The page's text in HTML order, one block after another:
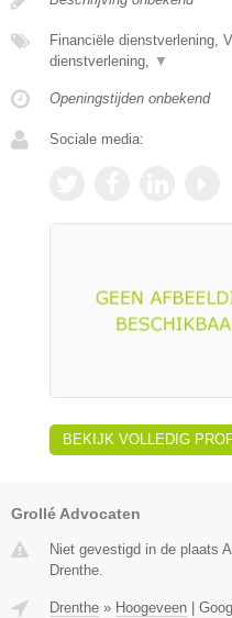
Financiële dienstverlening,
dienstverlening, ▼
Openingstijden onbekend
Sociale media:
BEKIJK VOLLEDIG
Grollé Advocaten
Niet gevestigd in de plaats
Drenthe.
Drenthe » Hoogeveen